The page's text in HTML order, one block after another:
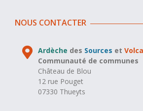
NOUS CONTACTER
Ardèche des Sources et
Communauté de communes
Château de Blou
12 rue Pouget
07330 Thueyts